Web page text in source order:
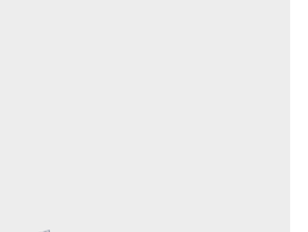
平方米，全长984m，宽
研发中心1座、餐厅楼1座、供
的年产600万套高性能半钢子
员工780人，主要产品是半钢
地区，出口量急增。在国内产品
市直辖市。2024年，实现销售